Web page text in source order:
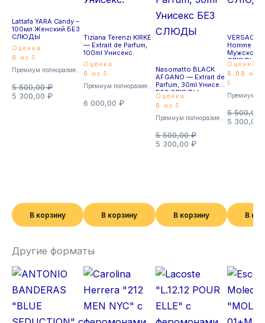
Lattafa YARA Candy –
100мл Женский БЕЗ
СЛЮДЫ
Оценка
0
из 5
5 500,00₽
5 300,00 ₽
В корзину
Tiziana Terenzi KIRKE
— Extrait de Parfum,
100ml Унисекс.
Оценка
0
из 5
6 000,00₽
В корзину
Премиум полноразмерные
Nasomatto BLACK
AFGANO — Extrait de
Parfum, 30ml Унисекс
БЕЗ СЛЮДЫ
Оценка
0
из 5
5 500,00₽
5 300,00 ₽
В корзину
VERSACE
Homme –
Мужской
СЛЮДЫ
Оценка
5.00
из
5
5 500,00
5 300,00
В
Другие форматы